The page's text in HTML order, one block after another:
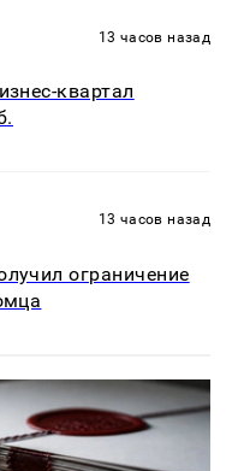
13 часов назад
квартал
13 часов назад
ограничение